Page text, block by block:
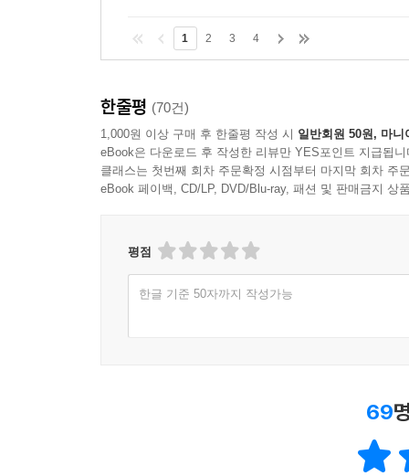
1 2 3 4
한줄평 (70건)
1,000원 이상 구매 후 한줄평 작성 시 일반회원 50원, 마니
eBook은 다운로드 후 작성한 리뷰만 YES포인트 지급됩니
클래스는 첫번째 회차 주문확정 시점부터 마지막 회차 주
eBook 페이백, CD/LP, DVD/Blu-ray, 패션 및 판매금지 상
평점
한글 기준 50자까지 작성가능
69